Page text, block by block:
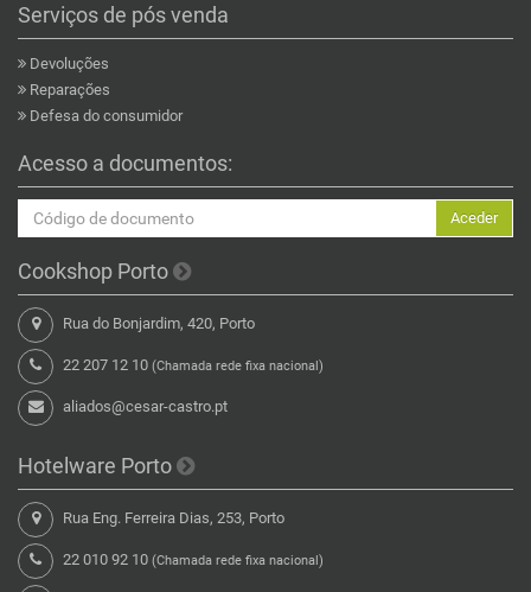
Serviços de pós venda
Devoluções
Reparações
Defesa do consumidor
Acesso a documentos:
Aceder
Cookshop Porto
Rua do Bonjardim, 420, Porto
22 207 12 10 (Chamada rede fixa nacional)
aliados@cesar-castro.pt
Hotelware Porto
Rua Eng. Ferreira Dias, 253, Porto
22 010 92 10 (Chamada rede fixa nacional)